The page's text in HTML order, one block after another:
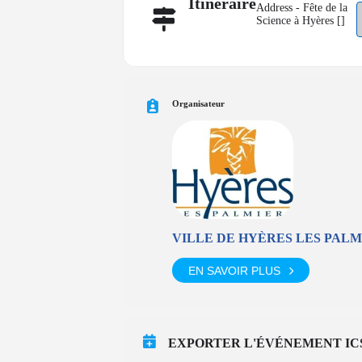
Address - Fête de la
Science à Hyères []
Organisateur
VILLE DE HYÈRES LES
EN SAVOIR PLUS
EXPORTER L'ÉVÉNEMENT